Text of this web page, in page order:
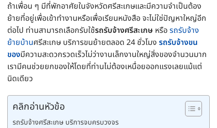
ถ้าเพื่อน ๆ มีที่พักอาศัยในจังหวัดศรีสะเกษและมีความจำเป็นต้อง
ย้ายที่อยู่เพื่อเข้าทำงานหรือเพื่อเรียนหนังสือ จะไม่ใช่ปัญหาใหญ่อีก
ต่อไป ท่านสามารถเลือกรับใช้รถรับจ้างศรีสะเกษ หรือรถรับจ้าง
ย้ายบ้านศรีสะเกษ บริการขนย้ายตลอด 24 ชั่วโมง รถรับจ้างขน
ของมีความสะดวกรวดเร็วไม่ว่างานเล็กงานใหญ่สิ่งของจำนวนมาก
เรามีคนช่วยยกของให้โดยที่ท่านไม่ต้องเหนื่อยออกแรงเลยแม้แต่
นิดเดียว
คลิกอ่านหัวข้อ
รถรับจ้างศรีสะเกษ บริการจบครบวงจร